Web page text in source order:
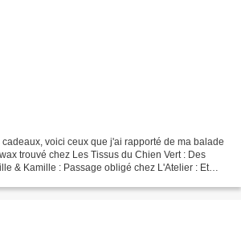
voici ceux que j'ai rapporté de ma balade
trouvé chez Les Tissus du Chien Vert : Des
& Kamille : Passage obligé chez L'Atelier : Et